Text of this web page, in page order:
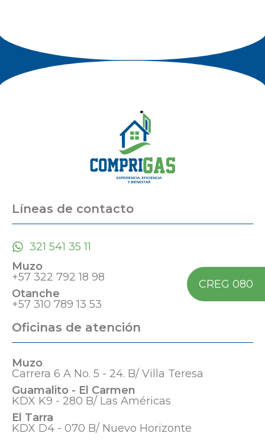
CREG 080
Líneas de contacto
321 541 35 11
Muzo
+57 322 792 18 98
Otanche
+57 310 789 13 53
Oficinas de atención
Muzo
Carrera 6 A No. 5 - 24. B/ Villa Teresa
Guamalito - El Carmen
KDX K9 - 280 B/ Las Américas
El Tarra
KDX D4 - 070 B/ Nuevo Horizonte